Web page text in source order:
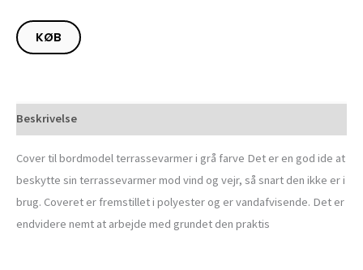
KØB
Beskrivelse
Cover til bordmodel terrassevarmer i grå farve Det er en god ide at
beskytte sin terrassevarmer mod vind og vejr, så snart den ikke er i
brug. Coveret er fremstillet i polyester og er vandafvisende. Det er
endvidere nemt at arbejde med grundet den praktis